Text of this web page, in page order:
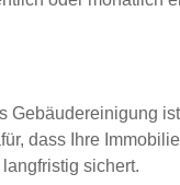
dass Ihre
sichert.